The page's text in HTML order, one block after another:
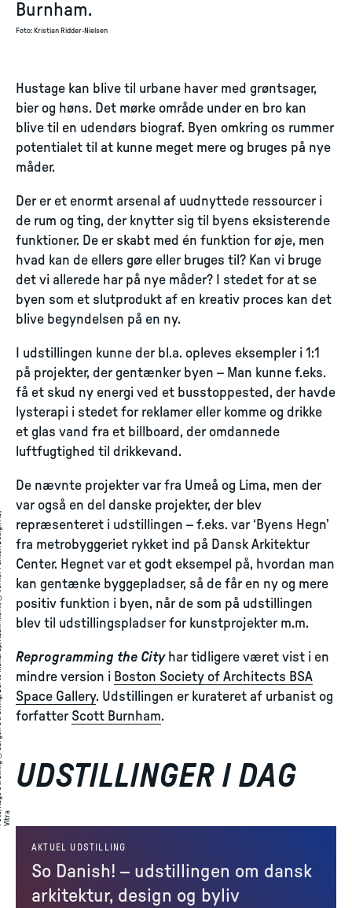
Burnham.
Foto: Kristian Ridder-Nielsen
Hustage kan blive til urbane haver med grøntsager,
bier og høns. Det mørke område under en bro kan
blive til en udendørs biograf. Byen omkring os rummer
potentialet til at kunne meget mere og bruges på nye
måder.
Der er et enormt arsenal af uudnyttede ressourcer i
de rum og ting, der knytter sig til byens eksisterende
funktioner. De er skabt med én funktion for øje, men
hvad kan de ellers gøre eller bruges til? Kan vi bruge
det vi allerede har på nye måder? I stedet for at se
byen som et slutprodukt af en kreativ proces kan det
blive begyndelsen på en ny.
I udstillingen kunne der bl.a. opleves eksempler i 1:1
på projekter, der gentænker byen – Man kunne f.eks.
få et skud ny energi ved et busstoppested, der havde
lysterapi i stedet for reklamer eller komme og drikke
et glas vand fra et billboard, der omdannede
luftfugtighed til drikkevand.
De nævnte projekter var fra Umeå og Lima, men der
var også en del danske projekter, der blev
repræsenteret i udstillingen – f.eks. var ‘Byens Hegn’
fra metrobyggeriet rykket ind på Dansk Arkitektur
Center. Hegnet var et godt eksempel på, hvordan man
kan gentænke byggepladser, så de får en ny og mere
positiv funktion i byen, når de som på udstillingen
blev til udstillingspladser for kunstprojekter m.m.
Reprogramming the Cityhar tidligere været vist i en
mindre version i Boston Society of Architects BSA
Space Gallery. Udstillingen er kurateret af urbanist og
forfatter Scott Burnham.
UDSTILLINGER I DAG
a
AKTUEL UDSTILLING
So Danish! – udstillingen om dansk
arkitektur, design og byliv